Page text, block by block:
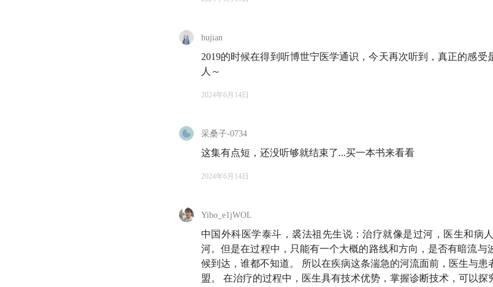
这一次聊天，恰逢薄医生出了第二本书，《命悬一线，我不放手》，
他的病例故事与自己的感受记录下来，就像他在节目里说的那样，他
为这本书已经凝结了他过去几十年的心血。写得是真好。
与此同时，也和大家宣布一个好消息，小酒馆播客的视频版上线了
道来那些记忆深处的 ICU 故事。
小红书📕
抖音🎵
微信视频号💬
hujian
2019的时候在得到听博世宁医学通识，今天再次听到，真正的感受
人～
2024年6月14日
采桑子-0734
这集有点短，还没听够就结束了...买一本书来看看
2024年6月14日
Yibo_e1jWOL
中国外科医学泰斗，裘法祖先生说：治疗就像是过河，医生和病
河。但是在过程中，只能有一个大概的路线和方向，是否有暗流与
候到达，谁都不知道。 所以在疾病这条湍急的河流面前，医生与
盟。 在治疗的过程中，医生具有技术优势，掌握诊断技术，可以探